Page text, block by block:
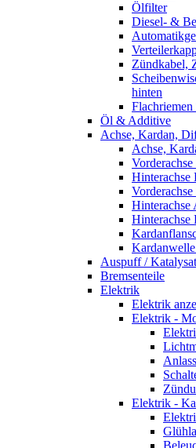
Ölfilter
Diesel- &
Zündkabel,
hinten
Öl & Additive
Achse, Kardan,
Achse,
Hinterachse
Hinterachse
Hinterachse
Auspuff /
Bremsenteile
Elektrik
Elektrik
Elektrik -
Elektrik -